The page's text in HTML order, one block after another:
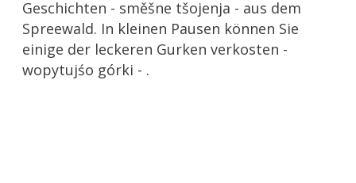
Geschichten - směšne tšojenja - aus dem
Spreewald. In kleinen Pausen können Sie
einige der leckeren Gurken verkosten -
wopytujśo górki - .